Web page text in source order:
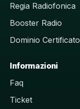
Regia Radiofonica
Booster Radio
Dominio Certificato
Informazioni
Faq
Ticket